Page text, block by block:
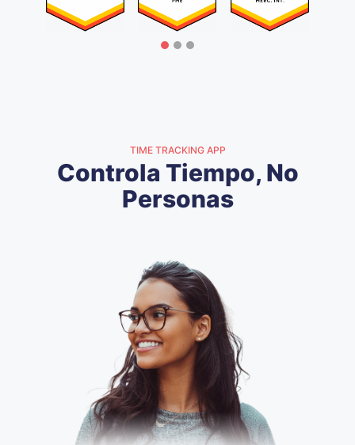
TIME TRACKING APP
Controla Tiempo, No
Personas